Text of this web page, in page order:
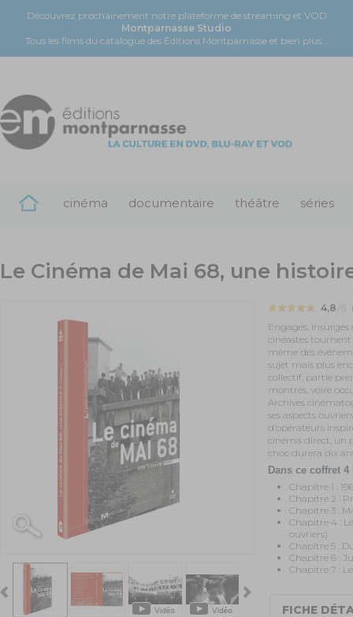
Découvrez prochainement notre plateforme de streaming et VOD
Montparnasse Studio
Tous les films du catalogue des Éditions Montparnasse et bien plus...
cinéma documentaire théâtre séries
Le Cinéma de Mai 68, une
4,8 /5
Engagés,
cinéastes
même des
sujet mais plus
collectif, partie
montrés, voire
Archives
ses aspects
d’opérateurs
cinéma direct, un
choc durera dix
Dans ce coffret 4
Chapitre 1 :
Chapitre 2 :
Chapitre 3 :
Chapitre 4 :
ouvriers)
Chapitre 5 :
Chapitre 6 :
Chapitre 7 :
FICHE